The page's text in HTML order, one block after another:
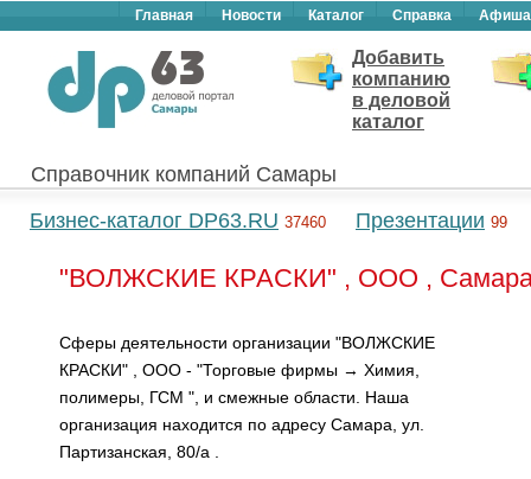
Главная Новости Каталог Справка Афиша
Добавить
компанию
в деловой
каталог
Справочник компаний Самары
Бизнес-каталог DP63.RU 37460 Презентации 99
"ВОЛЖСКИЕ КРАСКИ" , ООО ,
Сферы деятельности организации "ВОЛЖСКИЕ
КРАСКИ" , ООО - "Торговые фирмы → Химия,
полимеры, ГСМ ", и смежные области. Наша
организация находится по адресу Самара, ул.
Партизанская, 80/а .